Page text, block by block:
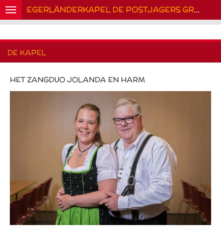
Ga
direct
de
hoofdinhoud
EGERLÄNDERKAPEL DE POSTJAGERS GRONINGEN
DE KAPEL
HET ZANGDUO JOLANDA EN HARM